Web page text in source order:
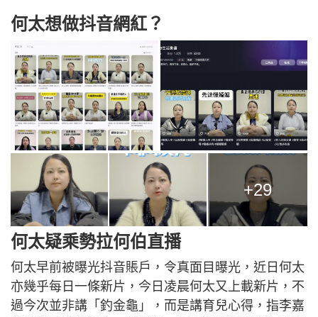
何太想做抖音網紅？
+29
何太疑乘勢拉何伯直播
何太早前被曝光抖音賬戶，令真面目曝光，近日何太
亦幾乎每日一條新片，今日凌晨何太又上載新片，不
過今次並非講「釣金龜」，而是講育兒心得，指李嘉